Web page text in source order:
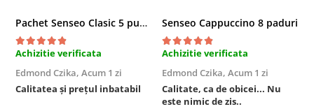
Pachet Senseo Clasic 5 pungi x 48 paduri
Achizitie verificata
Edmond Czika, Acum 1 zi
Calitatea și prețul inbatabil
Senseo Cappuccino 8 paduri
Achizitie verificata
Edmond Czika, Acum 1 zi
Calitate, ca de obicei... Nu
este nimic de zis..